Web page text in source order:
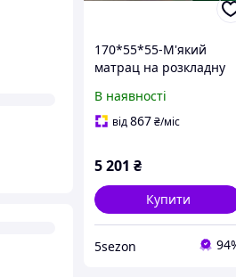
170*55*55-М'який
матрац на розкладну
"диван" з подушками,
яскравио-зелений
В наявності
від867₴/міс
5 201 ₴
Купити
5sezon